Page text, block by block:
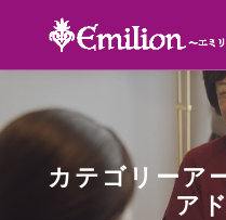
カテゴリーア
ア